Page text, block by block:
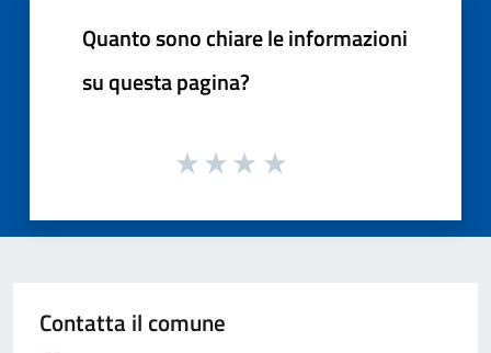
Quanto sono chiare le informazioni
su questa pagina?
Contatta il comune